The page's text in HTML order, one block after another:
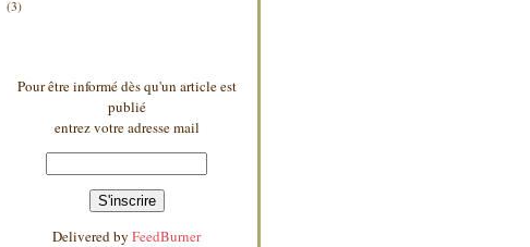
(3)
Pour être informé dès qu'un article est
publié
entrez votre adresse mail
Delivered by FeedBurner